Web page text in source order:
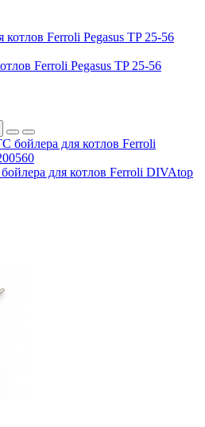
Ferroli Pegasus TP 25-56
для котлов Ferroli DIVAtop